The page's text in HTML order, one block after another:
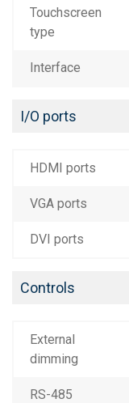
Touchscreen
type
Interface
I/O ports
HDMI ports
VGA ports
DVI ports
Controls
External
dimming
RS-485